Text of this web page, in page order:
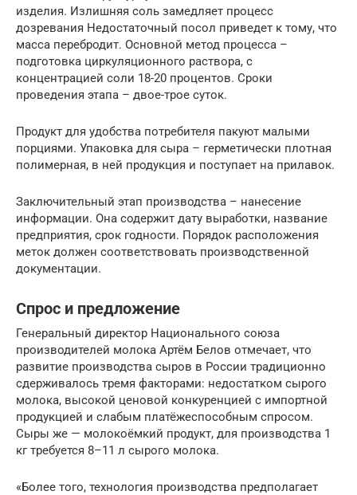
изделия. Излишняя соль замедляет процесс
дозревания Недостаточный посол приведет к тому, что
масса перебродит. Основной метод процесса –
подготовка циркуляционного раствора, с
концентрацией соли 18-20 процентов. Сроки
проведения этапа – двое-трое суток.
Продукт для удобства потребителя пакуют малыми
порциями. Упаковка для сыра – герметически плотная
полимерная, в ней продукция и поступает на прилавок.
Заключительный этап производства – нанесение
информации. Она содержит дату выработки, название
предприятия, срок годности. Порядок расположения
меток должен соответствовать производственной
документации.
Спрос и предложение
Генеральный директор Национального союза
производителей молока Артём Белов отмечает, что
развитие производства сыров в России традиционно
сдерживалось тремя факторами: недостатком сырого
молока, высокой ценовой конкуренцией с импортной
продукцией и слабым платёжеспособным спросом.
Сыры же — молокоёмкий продукт, для производства 1
кг требуется 8–11 л сырого молока.
«Более того, технология производства предполагает